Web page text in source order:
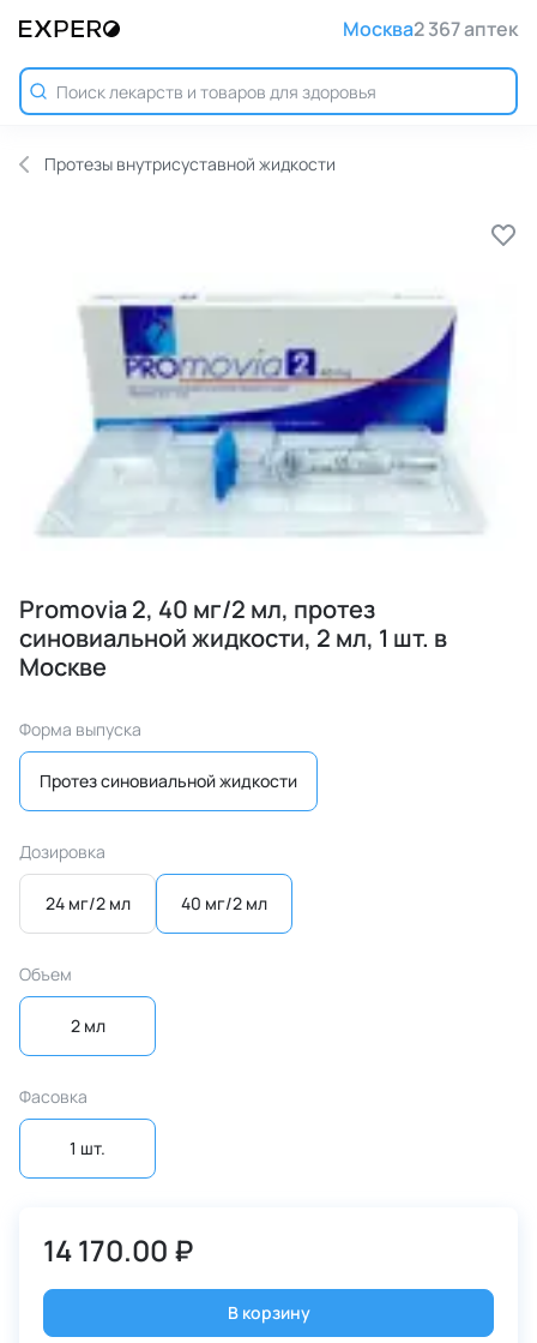
Москва2 367 аптек
Протезы внутрисуставной жидкости
Promovia 2, 40 мг/2 мл, протез
синовиальной жидкости, 2 мл, 1 шт. в
Москве
Форма выпуска
Протез синовиальной жидкости
Дозировка
24 мг/2 мл 40 мг/2 мл
Объем
2 мл
Фасовка
1 шт.
14 170.00 ₽
В корзину